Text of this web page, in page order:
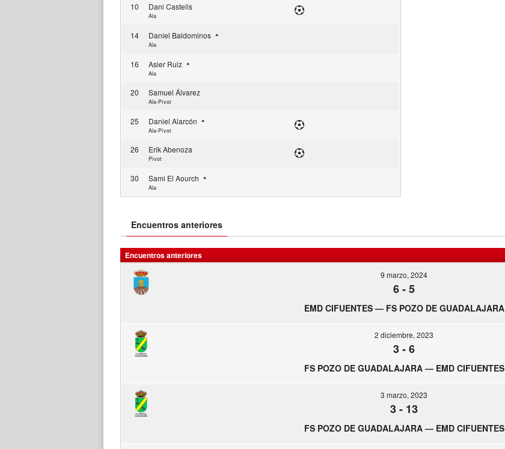
10 Dani Castells
Ala
14 Daniel Baldominos
Ala
16 Asier Ruiz
Ala
20 Samuel Álvarez
Ala-Pívot
25 Daniel Alarcón
Ala-Pívot
26 Erik Abenoza
Pívot
30 Sami El Aourch
Ala
Encuentros anteriores
Encuentros anteriores
9 marzo, 2024
6-5
EMD CIFUENTES — FS POZO DE GUADALAJARA
2 diciembre, 2023
3-6
FS POZO DE GUADALAJARA — EMD CIFUENTES
3 marzo, 2023
3- 13
FS POZO DE GUADALAJARA — EMD CIFUENTES